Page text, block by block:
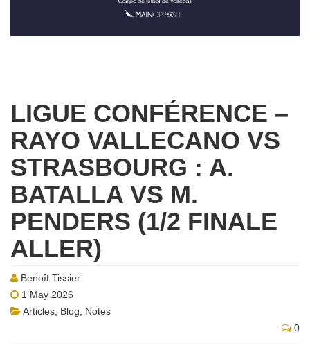
LIGUE CONFÉRENCE –
RAYO VALLECANO VS
STRASBOURG : A.
BATALLA VS M.
PENDERS (1/2 FINALE
ALLER)
Benoît Tissier
1 May 2026
Articles Blog
Notes
0